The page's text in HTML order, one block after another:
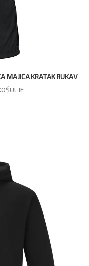
MAJICA KRATAK RUKAV